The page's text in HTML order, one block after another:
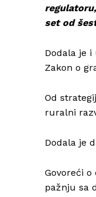
set od
Dodala je
Zakon o
Od
ruralni
Dodala je
Govoreći
pažnju sa